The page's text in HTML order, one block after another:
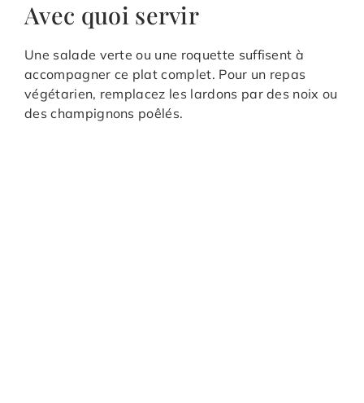
Avec quoi servir
Une salade verte ou une roquette suffisent à
accompagner ce plat complet. Pour un repas
végétarien, remplacez les lardons par des noix ou
des champignons poêlés.